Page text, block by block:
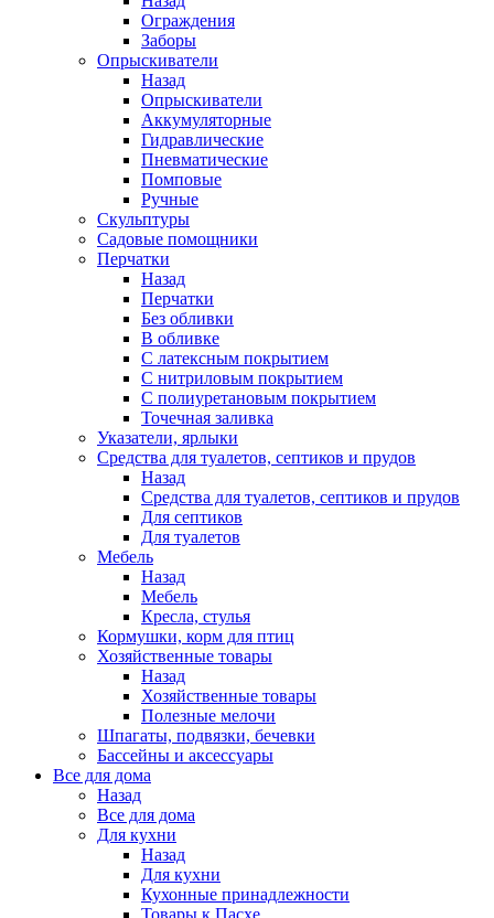
Ограждения
Заборы
Опрыскиватели
Назад
Опрыскиватели
Аккумуляторные
Гидравлические
Пневматические
Помповые
Ручные
Скульптуры
Садовые помощники
Перчатки
Назад
Перчатки
Без обливки
В обливке
С латексным покрытием
С нитриловым покрытием
С полиуретановым покрытием
Точечная заливка
Указатели, ярлыки
Средства для туалетов, септиков и прудов
Назад
Средства для туалетов, септиков и прудов
Для септиков
Для туалетов
Мебель
Назад
Мебель
Кресла, стулья
Кормушки, корм для птиц
Хозяйственные товары
Назад
Хозяйственные товары
Полезные мелочи
Шпагаты, подвязки, бечевки
Бассейны и аксессуары
Все для дома
Назад
Все для дома
Для кухни
Назад
Для кухни
Кухонные принадлежности
Товары к Пасхе